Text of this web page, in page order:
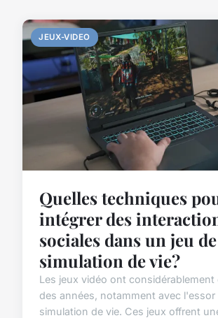
JEUX-VIDEO
Quelles techniques
intégrer des
sociales dans un jeu de
simulation de vie?
Les jeux vidéo ont considérablement
des années, notamment avec l'essor
simulation de vie. Ces jeux offrent